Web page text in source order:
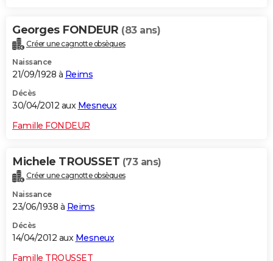
Georges FONDEUR (83 ans)
Créer une cagnotte obsèques
Naissance
21/09/1928 à Reims
Décès
30/04/2012 aux Mesneux
Famille FONDEUR
Michele TROUSSET (73 ans)
Créer une cagnotte obsèques
Naissance
23/06/1938 à Reims
Décès
14/04/2012 aux Mesneux
Famille TROUSSET